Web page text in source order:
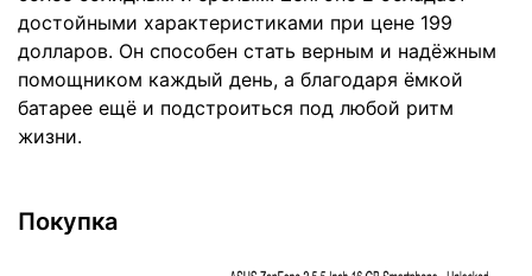
достойными характеристиками при цене 199
долларов. Он способен стать верным и надёжным
помощником каждый день, а благодаря ёмкой
батарее ещё и подстроиться под любой ритм
жизни.
Покупка